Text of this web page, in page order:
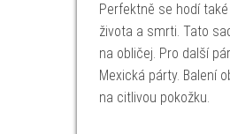
Perfektně se hodí
života a smrti. Tato
na obličej. Pro další
Mexická párty. Balení
na citlivou pokožku.